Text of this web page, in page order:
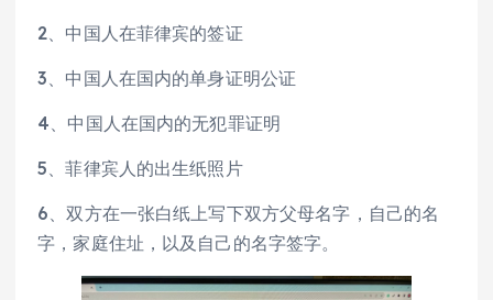
2、中国人在菲律宾的签证
3、中国人在国内的单身证明公证
4、中国人在国内的无犯罪证明
5、菲律宾人的出生纸照片
6、双方在一张白纸上写下双方父母名字，自己的名
字，家庭住址，以及自己的名字签字。